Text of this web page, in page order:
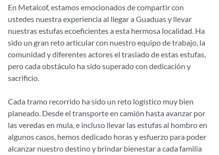
En Metalcof, estamos emocionados de compartir con
ustedes nuestra experiencia al llegar a Guaduas y llevar
nuestras estufas ecoeficientes a esta hermosa localidad. Ha
sido un gran reto articular con nuestro equipo de trabajo, la
comunidad y diferentes actores el traslado de estas estufas,
pero cada obstáculo ha sido superado con dedicación y
sacrificio.
Cada tramo recorrido ha sido un reto logístico muy bien
planeado. Desde el transporte en camión hasta avanzar por
las veredas en mula, e incluso llevar las estufas al hombro en
algunos casos, hemos dedicado horas y esfuerzo para poder
alcanzar nuestro destino y brindar bienestar a cada familia